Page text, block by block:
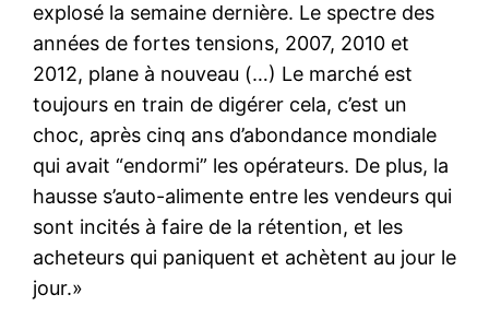
explosé la semaine dernière. Le spectre des
années de fortes tensions, 2007, 2010 et
2012, plane à nouveau (…) Le marché est
toujours en train de digérer cela, c’est un
choc, après cinq ans d’abondance mondiale
qui avait “endormi” les opérateurs. De plus, la
hausse s’auto-alimente entre les vendeurs qui
sont incités à faire de la rétention, et les
acheteurs qui paniquent et achètent au jour le
jour.»